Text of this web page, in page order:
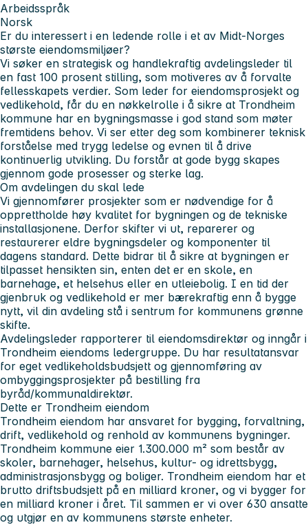
Arbeidsspråk
Norsk
Er du interessert i en ledende rolle i et av Midt-Norges
største eiendomsmiljøer?
Vi søker en strategisk og handlekraftig avdelingsleder til
en fast 100 prosent stilling, som motiveres av å forvalte
fellesskapets verdier. Som leder for eiendomsprosjekt og
vedlikehold, får du en nøkkelrolle i å sikre at Trondheim
kommune har en bygningsmasse i god stand som møter
fremtidens behov. Vi ser etter deg som kombinerer teknisk
forståelse med trygg ledelse og evnen til å drive
kontinuerlig utvikling. Du forstår at gode bygg skapes
gjennom gode prosesser og sterke lag.
Om avdelingen du skal lede
Vi gjennomfører prosjekter som er nødvendige for å
opprettholde høy kvalitet for bygningen og de tekniske
installasjonene. Derfor skifter vi ut, reparerer og
restaurerer eldre bygningsdeler og komponenter til
dagens standard. Dette bidrar til å sikre at bygningen er
tilpasset hensikten sin, enten det er en skole, en
barnehage, et helsehus eller en utleiebolig. I en tid der
gjenbruk og vedlikehold er mer bærekraftig enn å bygge
nytt, vil din avdeling stå i sentrum for kommunens grønne
skifte.
Avdelingsleder rapporterer til eiendomsdirektør og inngår i
Trondheim eiendoms ledergruppe. Du har resultatansvar
for eget vedlikeholdsbudsjett og gjennomføring av
ombyggingsprosjekter på bestilling fra
byråd/kommunaldirektør.
Dette er Trondheim eiendom
Trondheim eiendom har ansvaret for bygging, forvaltning,
drift, vedlikehold og renhold av kommunens bygninger.
Trondheim kommune eier 1.300.000 m² som består av
skoler, barnehager, helsehus, kultur- og idrettsbygg,
administrasjonsbygg og boliger. Trondheim eiendom har et
brutto driftsbudsjett på en milliard kroner, og vi bygger for
en milliard kroner i året. Til sammen er vi over 630 ansatte
og utgjør en av kommunens største enheter.